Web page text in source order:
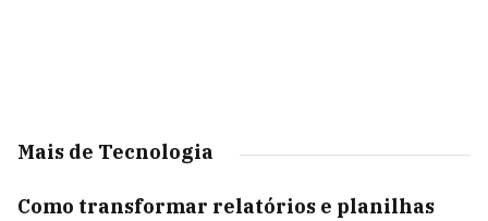
Mais de Tecnologia
Como transformar relatórios e planilhas